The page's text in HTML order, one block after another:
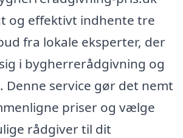
og effektivt indhente tre
fra lokale eksperter, der
i bygherrerådgivning og
Denne service gør det nemt
priser og vælge
rådgiver til dit